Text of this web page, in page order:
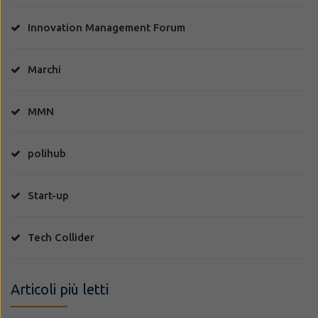
Innovation Management Forum
Marchi
MMN
polihub
Start-up
Tech Collider
Articoli più letti